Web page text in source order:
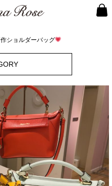
ショルダーバッグ